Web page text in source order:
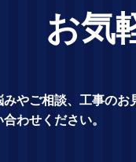
お気
やご相談、工事のお
わせください。